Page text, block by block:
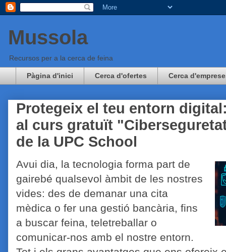
Mussola
Recursos per a la cerca de feina
Pàgina d'inici Cerca d'ofertes Cerca
Protegeix el teu entorn
al curs gratuït
de la UPC School
Avui dia, la tecnologia forma part de
gairebé qualsevol àmbit de les nostres
vides: des de demanar una cita
mèdica o fer una gestió bancària, fins
a buscar feina, teletreballar o
comunicar-nos amb el nostre entorn.